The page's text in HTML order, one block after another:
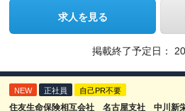
求人を見る
掲載終了予定日：
NEW 正社員 自己PR不要
住友生命保険相互会社 名古屋支社 中川新